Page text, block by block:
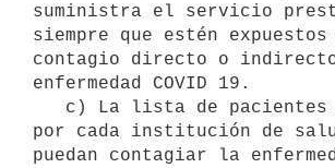
suministra el servicio
siempre que estén
contagio directo o
enfermedad COVID 19.
por cada institución de
puedan contagiar la